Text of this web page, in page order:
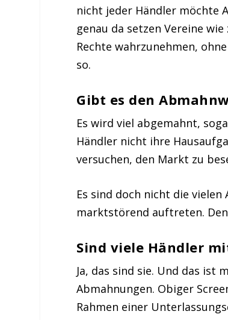
nicht jeder Händler möchte
genau da setzen Vereine
Rechte wahrzunehmen,
so.
Gibt es den
Es wird viel abgemahnt,
Händler nicht ihre
versuchen, den Markt zu
Es sind doch nicht die
marktstörend auftreten.
Sind viele Händler
Ja, das sind sie. Und das ist
Abmahnungen. Obiger
Rahmen einer